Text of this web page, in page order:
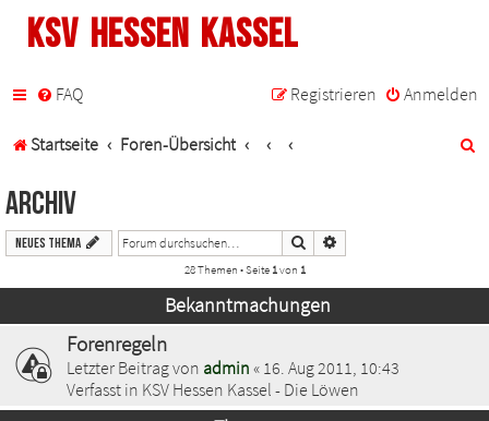
KSV Hessen Kassel
FAQ Anmelden
Registrieren
Startseite Foren-Übersicht
Archiv
Neues Thema Suche
28 Themen • Seite 1von 1
Bekanntmachungen
Forenregeln
Letzter Beitrag von admin « 16. Aug 2011, 10:43
Verfasst in KSV Hessen Kassel - Die Löwen